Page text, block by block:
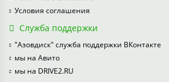
Условия соглашения
Служба поддержки
"Азовдиск" служба поддержки ВКонтакте
мы на Авито
мы на DRIVE2.RU